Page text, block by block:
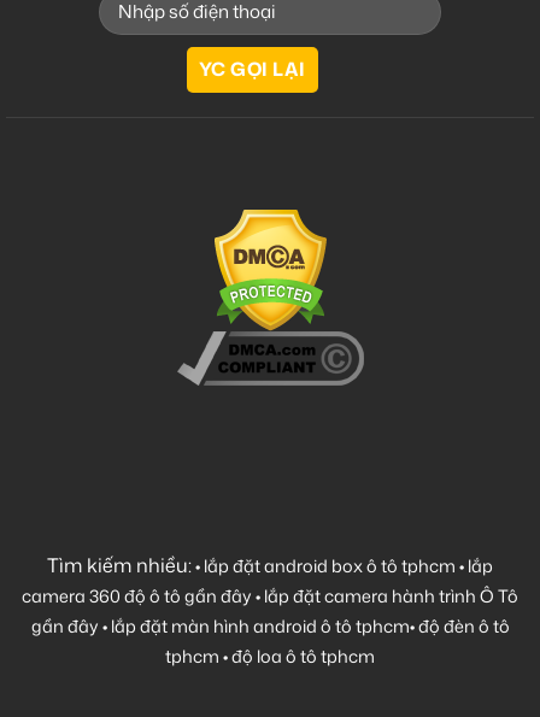
Tìm kiếm nhiều:•lắp đặt android box ô tô tphcm•lắp
camera 360 độ ô tô gần đây•lắp đặt camera hành trình Ô Tô
gần đây•lắp đặt màn hình android ô tô tphcm•độ đèn ô tô
tphcm•độ loa ô tô tphcm